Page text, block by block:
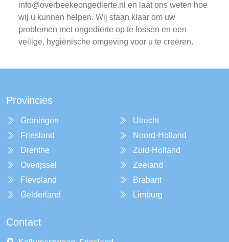
info@overbeekeongedierte.nl en laat ons weten hoe
wij u kunnen helpen. Wij staan klaar om uw
problemen met ongedierte op te lossen en een
veilige, hygiënische omgeving voor u te creëren.
Provincies
Groningen
Friesland
Drenthe
Overijssel
Flevoland
Gelderland
Utrecht
Noord-Holland
Zuid-Holland
Zeeland
Brabant
Limburg
Contact